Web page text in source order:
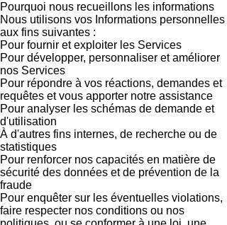
Pourquoi nous recueillons les informations
Nous utilisons vos Informations personnelles
aux fins suivantes :
Pour fournir et exploiter les Services
Pour développer, personnaliser et améliorer
nos Services
Pour répondre à vos réactions, demandes et
requêtes et vous apporter notre assistance
Pour analyser les schémas de demande et
d'utilisation
À d'autres fins internes, de recherche ou de
statistiques
Pour renforcer nos capacités en matière de
sécurité des données et de prévention de la
fraude
Pour enquêter sur les éventuelles violations,
faire respecter nos conditions ou nos